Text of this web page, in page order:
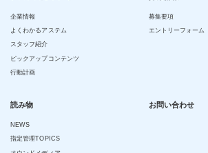
企業情報
よくわかるアステム
スタッフ紹介
ピックアップコンテンツ
行動計画
募集要項
エントリーフォーム
読み物
NEWS
指定管理TOPICS
お問い合わせ